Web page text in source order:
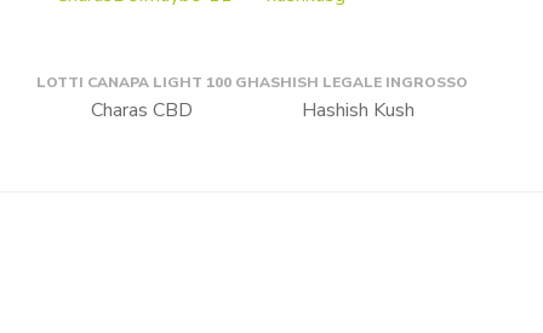
LOTTI CANAPA LIGHT 100 G
Charas CBD
HASHISH LEGALE INGROSSO
Hashish Kush